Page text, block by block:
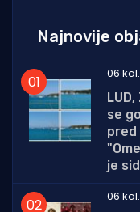
Najnovije
06
LUD,
se
pred
je
06